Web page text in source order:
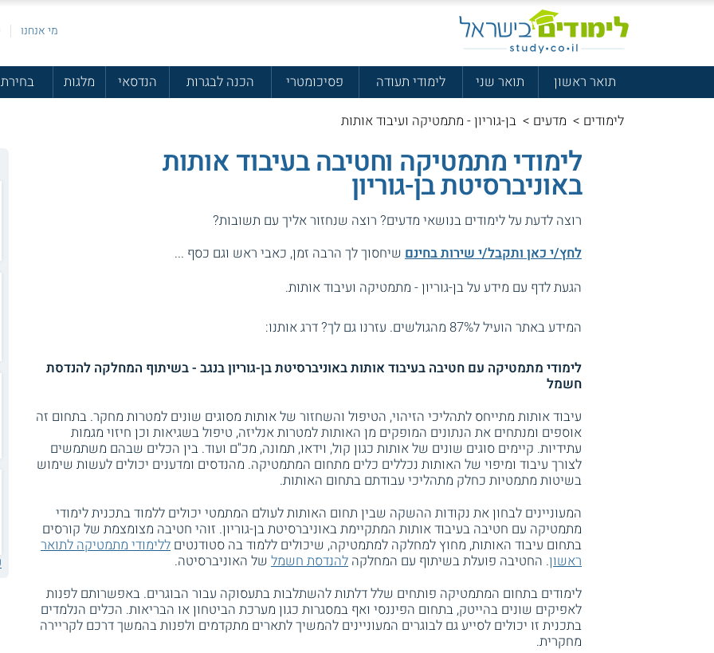
מי אנחנו
תואר ראשון תואר שני לימודי תעודה פסיכומטרי הכנה לבגרות הנדסאי מלגות
לימודים > מדעים > בן-גוריון - מתמטיקה ועיבוד אותות
לימודי מתמטיקה וחטיבה בעיבוד אותות
באוניברסיטת בן-גוריון
רוצה לדעת על לימודים בנושאי מדעים? רוצה שנחזור אליך עם תשובות?
לחץ/י כאן ותקבל/י שירות בחינם שיחסוך לך הרבה זמן, כאבי ראש וגם כסף ...
הגעת לדף עם מידע על בן-גוריון - מתמטיקה ועיבוד אותות.
המידע באתר הועיל ל87% מהגולשים.
עזרנו גם לך? דרג אותנו:
לימודי מתמטיקה עם חטיבה בעיבוד אותות באוניברסיטת בן-גוריון בנגב - בשיתוף המחלקה להנדסת
חשמל
עיבוד אותות מתייחס לתהליכי הזיהוי, הטיפול והשחזור של אותות מסוגים שונים למטרות מחקר. בתחום זה
אוספים ומנתחים את הנתונים המופקים מן האותות למטרות אנליזה, טיפול בשגיאות וכן חיזוי מגמות
עתידיות. קיימים סוגים שונים של אותות כגון קול, וידאו, תמונה, מכ"ם ועוד. בין הכלים שבהם משתמשים
לצורך עיבוד ומיפוי של האותות נכללים כלים מתחום המתמטיקה. מהנדסים ומדענים יכולים לעשות שימוש
בשיטות מתמטיות כחלק מתהליכי עבודתם בתחום האותות.
המעוניינים לבחון את נקודות ההשקה שבין תחום האותות לעולם המתמטי יכולים ללמוד בתכנית לימודי
מתמטיקה עם חטיבה בעיבוד אותות המתקיימת באוניברסיטת בן-גוריון. זוהי חטיבה מצומצמת של קורסים
בתחום עיבוד האותות, מחוץ למחלקה למתמטיקה, שיכולים ללמוד בה סטודנטים ללימודי מתמטיקה לתואר
ראשון. החטיבה פועלת בשיתוף עם המחלקה להנדסת חשמל של האוניברסיטה.
לימודים בתחום המתמטיקה פותחים שלל דלתות להשתלבות בתעסוקה עבור הבוגרים. באפשרותם לפנות
לאפיקים שונים בהייטק, בתחום הפיננסי ואף במסגרות כגון מערכת הביטחון או הבריאות. הכלים הנלמדים
בתכנית זו יכולים לסייע גם לבוגרים המעוניינים להמשיך לתארים מתקדמים ולפנות בהמשך דרכם לקריירה
מחקרית.